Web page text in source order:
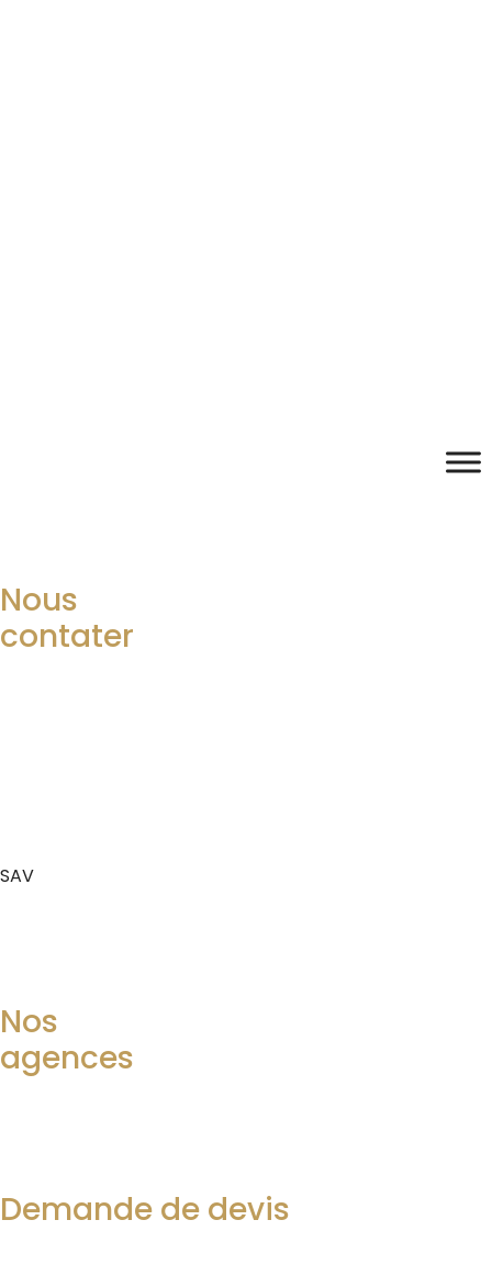
Nous
contater
SAV
Nos
agences
Demande de devis